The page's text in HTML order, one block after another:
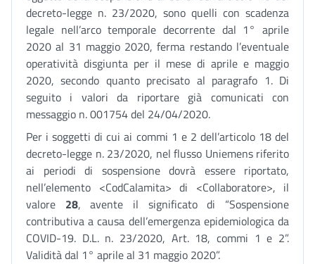
decreto-legge n. 23/2020, sono quelli con scadenza
legale nell’arco temporale decorrente dal 1° aprile
2020 al 31 maggio 2020, ferma restando l’eventuale
operatività disgiunta per il mese di aprile e maggio
2020, secondo quanto precisato al paragrafo 1. Di
seguito i valori da riportare già comunicati con
messaggio n. 001754 del 24/04/2020.
Per i soggetti di cui ai commi 1 e 2 dell’articolo 18 del
decreto-legge n. 23/2020, nel flusso Uniemens riferito
ai periodi di sospensione dovrà essere riportato,
nell’elemento <CodCalamita> di <Collaboratore>, il
valore 28, avente il significato di “Sospensione
contributiva a causa dell’emergenza epidemiologica da
COVID-19. D.L. n. 23/2020, Art. 18, commi 1 e 2”.
Validità dal 1° aprile al 31 maggio 2020”.